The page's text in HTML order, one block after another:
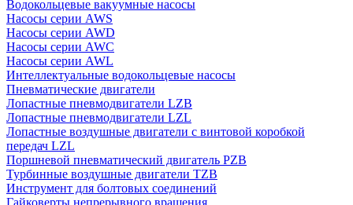
Водокольцевые вакуумные насосы
Насосы серии AWS
Насосы серии AWD
Насосы серии AWC
Насосы серии AWL
Интеллектуальные водокольцевые насосы
Пневматические двигатели
Лопастные пневмодвигатели LZB
Лопастные пневмодвигатели LZL
Лопастные воздушные двигатели с винтовой коробкой
передач LZL
Поршневой пневматический двигатель PZB
Турбинные воздушные двигатели TZB
Инструмент для болтовых соединений
Гайковерты непрерывного вращения